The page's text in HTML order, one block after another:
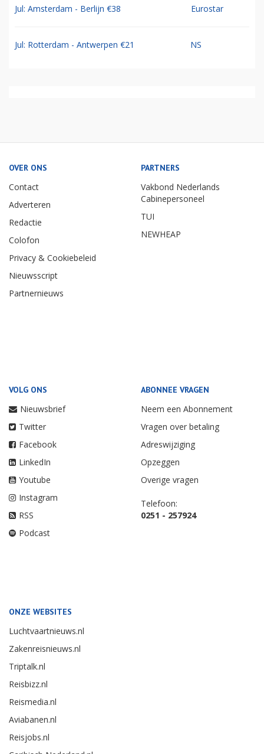
Jul: Amsterdam - Berlijn €38 Eurostar
Jul: Rotterdam - Antwerpen €21 NS
OVER ONS
Contact
Adverteren
Redactie
Colofon
Privacy & Cookiebeleid
Nieuwsscript
Partnernieuws
PARTNERS
Vakbond Nederlands
Cabinepersoneel
TUI
NEWHEAP
VOLG ONS
Nieuwsbrief
Twitter
Facebook
LinkedIn
Youtube
Instagram
RSS
Podcast
ABONNEE VRAGEN
Neem een Abonnement
Vragen over betaling
Adreswijziging
Opzeggen
Overige vragen
Telefoon:
0251 - 257924
ONZE WEBSITES
Luchtvaartnieuws.nl
Zakenreisnieuws.nl
Triptalk.nl
Reisbizz.nl
Reismedia.nl
Aviabanen.nl
Reisjobs.nl